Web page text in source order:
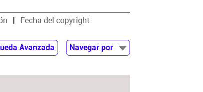
Fecha del copyright
Avanzada
Navegar por